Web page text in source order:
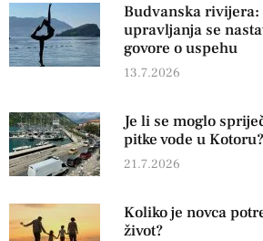
Budvanska rivijera:
upravljanja se
govore o uspehu
13.7.2026
Je li se moglo
pitke vode u Kotoru?
21.7.2026
Koliko je novca
život?